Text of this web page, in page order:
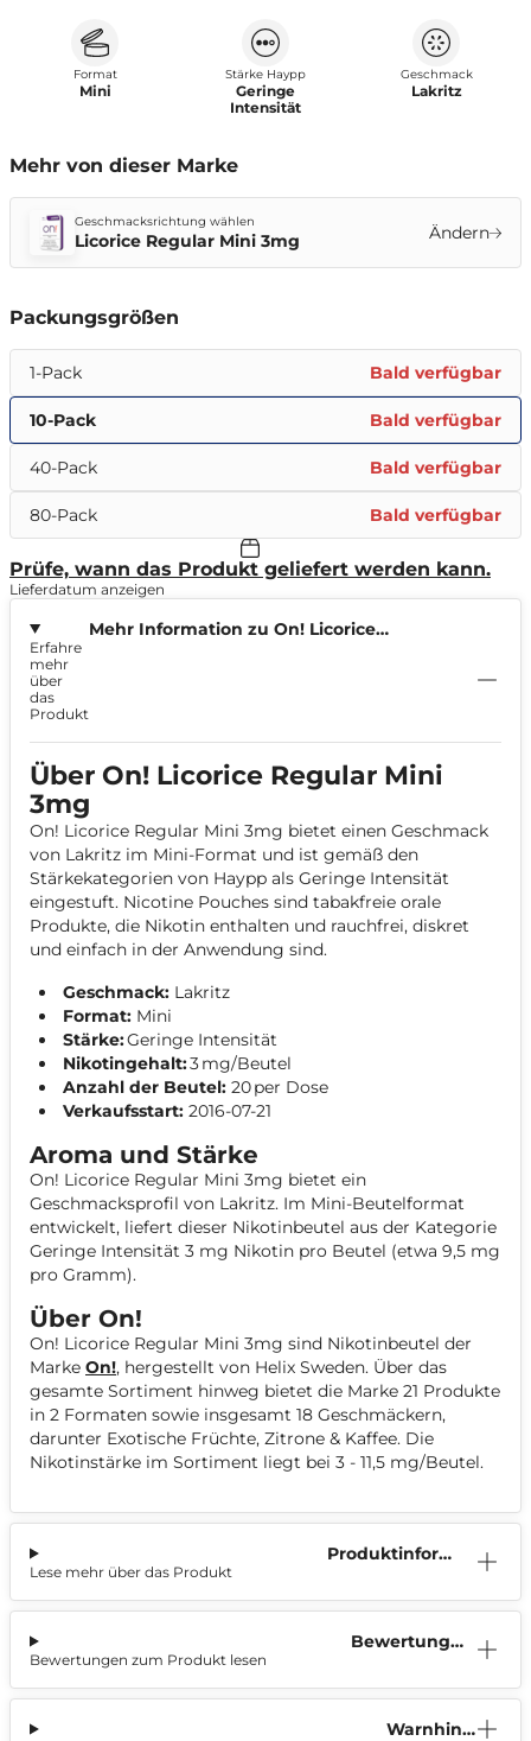
Format
Mini
Stärke Haypp
Geringe
Intensität
Geschmack
Lakritz
Mehr von dieser Marke
Geschmacksrichtung wählen
Licorice Regular Mini 3mg Ändern
Packungsgrößen
1-Pack Bald verfügbar
10-Pack Bald verfügbar
40-Pack Bald verfügbar
80-Pack Bald verfügbar
Prüfe, wann das Produkt geliefert werden kann.
Lieferdatum anzeigen
Mehr Information zu On! Licorice
Erfahre
mehr
über
das
Produkt
Über On! Licorice Regular Mini
3mg
On! Licorice Regular Mini 3mg bietet einen Geschmack
von Lakritz im Mini-Format und ist gemäß den
Stärkekategorien von Haypp als Geringe Intensität
eingestuft. Nicotine Pouches sind tabakfreie orale
Produkte, die Nikotin enthalten und rauchfrei, diskret
und einfach in der Anwendung sind.
Geschmack: Lakritz
Format: Mini
Stärke:Geringe Intensität
Nikotingehalt:3 mg/Beutel
Anzahl der Beutel: 20 per Dose
Verkaufsstart: 2016-07-21
Aroma und Stärke
On! Licorice Regular Mini 3mg bietet ein
Geschmacksprofil von Lakritz. Im Mini-Beutelformat
entwickelt, liefert dieser Nikotinbeutel aus der Kategorie
Geringe Intensität 3 mg Nikotin pro Beutel (etwa 9,5 mg
pro Gramm).
Über On!
On! Licorice Regular Mini 3mg sind Nikotinbeutel der
Marke On!, hergestellt von Helix Sweden. Über das
gesamte Sortiment hinweg bietet die Marke 21 Produkte
in 2 Formaten sowie insgesamt 18 Geschmäckern,
darunter Exotische Früchte, Zitrone & Kaffee. Die
Nikotinstärke im Sortiment liegt bei 3 - 11,5 mg/Beutel.
Produktinform
Lese mehr über das Produkt
Bewertunge
Bewertungen zum Produkt lesen
Warnhinw